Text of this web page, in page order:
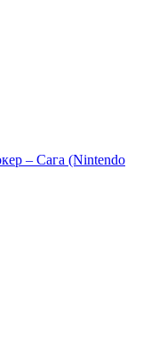
– Сага (Nintendo